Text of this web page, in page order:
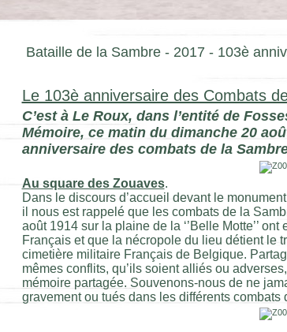
Bataille de la Sambre - 2017 - 103è
Le 103è anniversaire des Combats
C’est à Le Roux, dans l’entité de
Mémoire, ce matin du dimanche 20
anniversaire des combats de la
Au square des Zouaves.
Dans le discours d’accueil devant le
il nous est rappelé que les combats de la
août 1914 sur la plaine de la ‘’Belle Motte’’
Français et que la nécropole du lieu détient le
cimetière militaire Français de Belgique.
mêmes conflits, qu’ils soient alliés ou
mémoire partagée. Souvenons-nous de ne
gravement ou tués dans les différents combats